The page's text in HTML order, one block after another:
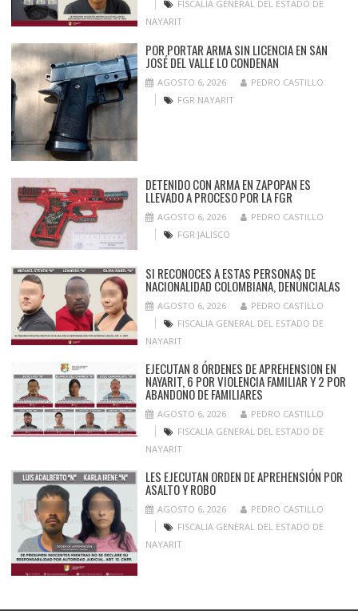
FISCALIA GENERAL DEL ESTADO DE
NAYARIT
POR PORTAR ARMA SIN LICENCIA EN SAN
JOSÉ DEL VALLE LO CONDENAN
AGOSTO 6, 2026
PEDRO CASTILLO
FGR NAYARIT
DETENIDO CON ARMA EN ZAPOPAN ES
LLEVADO A PROCESO POR LA FGR
AGOSTO 6, 2026
PEDRO CASTILLO
FGR JALISCO
SI RECONOCES A ESTAS PERSONAS DE
NACIONALIDAD COLOMBIANA, DENÚNCIALAS
AGOSTO 6, 2026
PEDRO CASTILLO
FISCALIA GENERAL DEL ESTADO DE
NAYARIT
EJECUTAN 8 ÓRDENES DE APREHENSION EN
NAYARIT, 6 POR VIOLENCIA FAMILIAR Y 2 POR
ABANDONO DE FAMILIARES
AGOSTO 6, 2026
PEDRO CASTILLO
FISCALIA GENERAL DEL ESTADO DE
NAYARIT
LES EJECUTAN ORDEN DE APREHENSIÓN POR
ASALTO Y ROBO
AGOSTO 6, 2026
PEDRO CASTILLO
FISCALIA GENERAL DEL ESTADO DE
NAYARIT